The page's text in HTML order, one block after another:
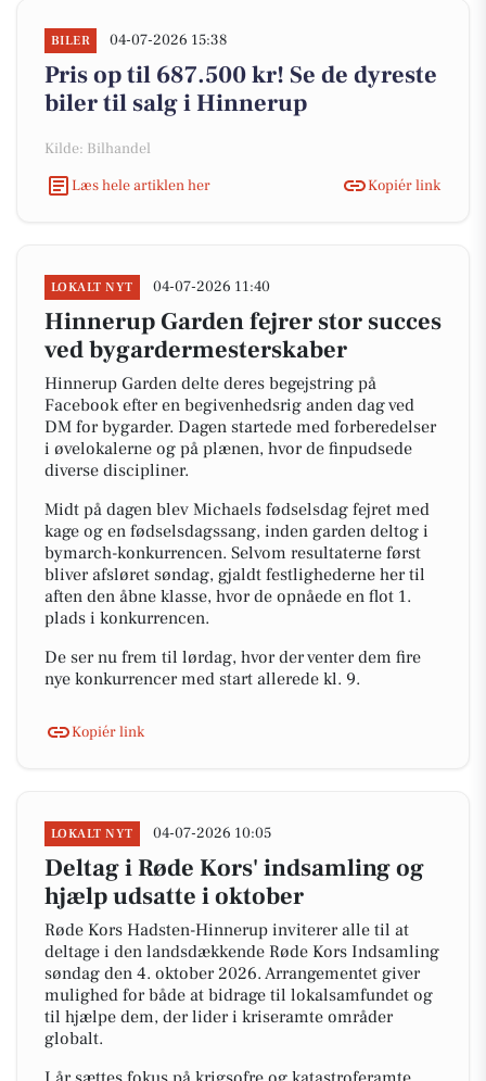
BILER 04-07-2026 15:38
Pris op til 687.500 kr! Se de dyreste
biler til salg i Hinnerup
Kilde: Bilhandel
Læs hele artiklen her
Kopiér link
LOKALT NYT 04-07-2026 11:40
Hinnerup Garden fejrer stor succes
ved bygardermesterskaber
Hinnerup Garden delte deres begejstring på
Facebook efter en begivenhedsrig anden dag ved
DM for bygarder. Dagen startede med forberedelser
i øvelokalerne og på plænen, hvor de finpudsede
diverse discipliner.
Midt på dagen blev Michaels fødselsdag fejret med
kage og en fødselsdagssang, inden garden deltog i
bymarch-konkurrencen. Selvom resultaterne først
bliver afsløret søndag, gjaldt festlighederne her til
aften den åbne klasse, hvor de opnåede en flot 1.
plads i konkurrencen.
De ser nu frem til lørdag, hvor der venter dem fire
nye konkurrencer med start allerede kl. 9.
Kopiér link
LOKALT NYT 04-07-2026 10:05
Deltag i Røde Kors' indsamling og
hjælp udsatte i oktober
Røde Kors Hadsten-Hinnerup inviterer alle til at
deltage i den landsdækkende Røde Kors Indsamling
søndag den 4. oktober 2026. Arrangementet giver
mulighed for både at bidrage til lokalsamfundet og
til hjælpe dem, der lider i kriseramte områder
globalt.